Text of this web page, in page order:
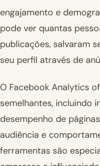
engajamento e
pode ver quantas
publicações, salvaram
seu perfil através de
O Facebook Analytics
semelhantes, incluindo
desempenho de
audiência e
ferramentas são